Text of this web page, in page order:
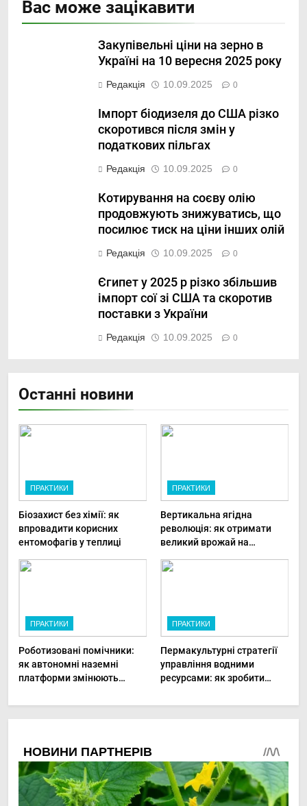
Вас може зацікавити
Закупівельні ціни на зерно в
Україні на 10 вересня 2025 року
Редакція 10.09.2025 0
Імпорт біодизеля до США різко
скоротився після змін у
податкових пільгах
Редакція 10.09.2025 0
Котирування на соєву олію
продовжують знижуватись, що
посилює тиск на ціни інших олій
Редакція 10.09.2025 0
Єгипет у 2025 р різко збільшив
імпорт сої зі США та скоротив
поставки з України
Редакція 10.09.2025 0
Останні новини
ПРАКТИКИ
Біозахист без хімії: як
впровадити корисних
ентомофагів у теплиці
ПРАКТИКИ
Вертикальна ягідна
революція: як отримати
великий врожай на
ПРАКТИКИ
Роботизовані помічники:
як автономні наземні
платформи змінюють
овочами
ПРАКТИКИ
Пермакультурні стратегії
управління водними
ресурсами: як зробити
до посухи